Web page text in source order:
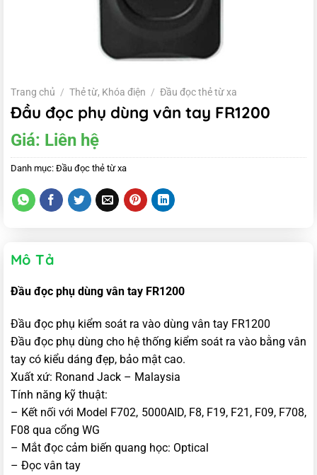
Trang chủ / Thẻ từ, Khóa điện / Đầu đọc thẻ từ xa
Đầu đọc phụ dùng vân tay FR1200
Giá: Liên hệ
Danh mục: Đầu đọc thẻ từ xa
Mô Tả
Đầu đọc phụ dùng vân tay FR1200
Đầu đọc phụ kiểm soát ra vào dùng vân tay FR1200
Đầu đọc phụ dùng cho hệ thống kiểm soát ra vào bằng vân
tay có kiểu dáng đẹp, bảo mật cao.
Xuất xứ: Ronand Jack – Malaysia
Tính năng kỹ thuật:
– Kết nối với Model F702, 5000AID, F8, F19, F21, F09, F708,
F08 qua cổng WG
– Mắt đọc cảm biến quang học: Optical
– Đọc vân tay